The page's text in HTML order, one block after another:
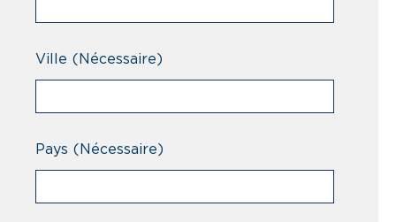
Ville (Nécessaire)
Pays (Nécessaire)